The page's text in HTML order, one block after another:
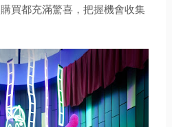
買都充滿驚喜，把握機會收集